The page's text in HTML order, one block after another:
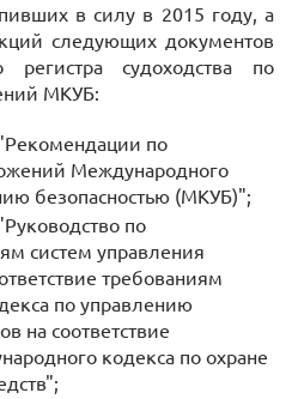
в силу в 2015 году, а
следующих документов
регистра судоходства по
МКУБ:
по
Международного
безопасностью (МКУБ)";
по
систем управления
требованиям
по управлению
на соответствие
кодекса по охране